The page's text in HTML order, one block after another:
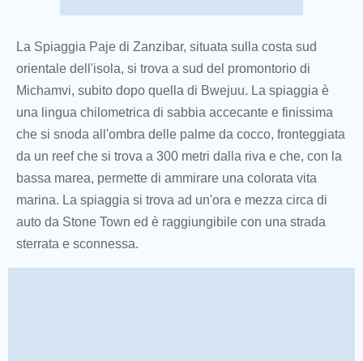
La Spiaggia Paje di Zanzibar, situata sulla costa sud
orientale dell'isola, si trova a sud del promontorio di
Michamvi, subito dopo quella di Bwejuu. La spiaggia è
una lingua chilometrica di sabbia accecante e finissima
che si snoda all'ombra delle palme da cocco, fronteggiata
da un reef che si trova a 300 metri dalla riva e che, con la
bassa marea, permette di ammirare una colorata vita
marina. La spiaggia si trova ad un'ora e mezza circa di
auto da Stone Town ed è raggiungibile con una strada
sterrata e sconnessa.